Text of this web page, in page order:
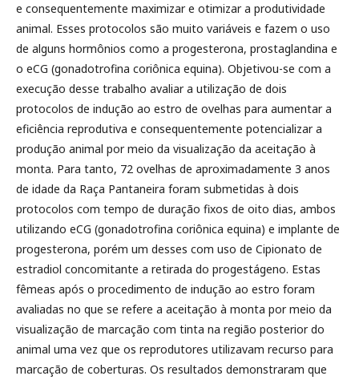
e consequentemente maximizar e otimizar a produtividade
animal. Esses protocolos são muito variáveis e fazem o uso
de alguns hormônios como a progesterona, prostaglandina e
o eCG (gonadotrofina coriônica equina). Objetivou-se com a
execução desse trabalho avaliar a utilização de dois
protocolos de indução ao estro de ovelhas para aumentar a
eficiência reprodutiva e consequentemente potencializar a
produção animal por meio da visualização da aceitação à
monta. Para tanto, 72 ovelhas de aproximadamente 3 anos
de idade da Raça Pantaneira foram submetidas à dois
protocolos com tempo de duração fixos de oito dias, ambos
utilizando eCG (gonadotrofina coriônica equina) e implante de
progesterona, porém um desses com uso de Cipionato de
estradiol concomitante a retirada do progestágeno. Estas
fêmeas após o procedimento de indução ao estro foram
avaliadas no que se refere a aceitação à monta por meio da
visualização de marcação com tinta na região posterior do
animal uma vez que os reprodutores utilizavam recurso para
marcação de coberturas. Os resultados demonstraram que